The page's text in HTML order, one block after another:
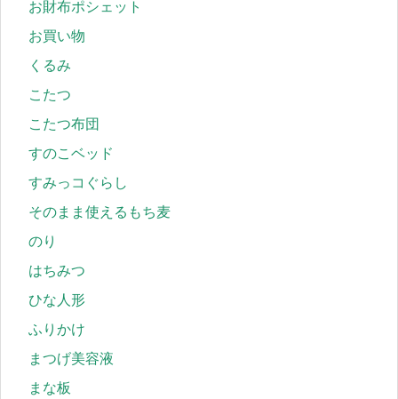
お財布ポシェット
お買い物
くるみ
こたつ
こたつ布団
すのこベッド
すみっコぐらし
そのまま使えるもち麦
のり
はちみつ
ひな人形
ふりかけ
まつげ美容液
まな板